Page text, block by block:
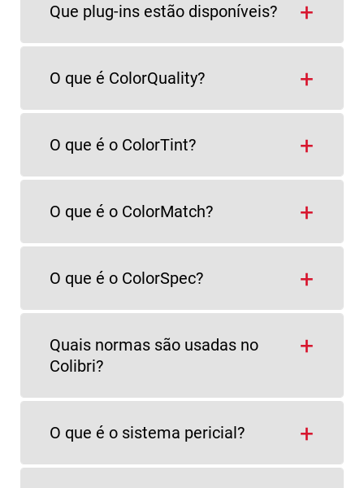
Que plug-ins estão disponíveis?
O que é ColorQuality?
O que é o ColorTint?
O que é o ColorMatch?
O que é o ColorSpec?
Quais normas são usadas no
Colibri?
O que é o sistema pericial?